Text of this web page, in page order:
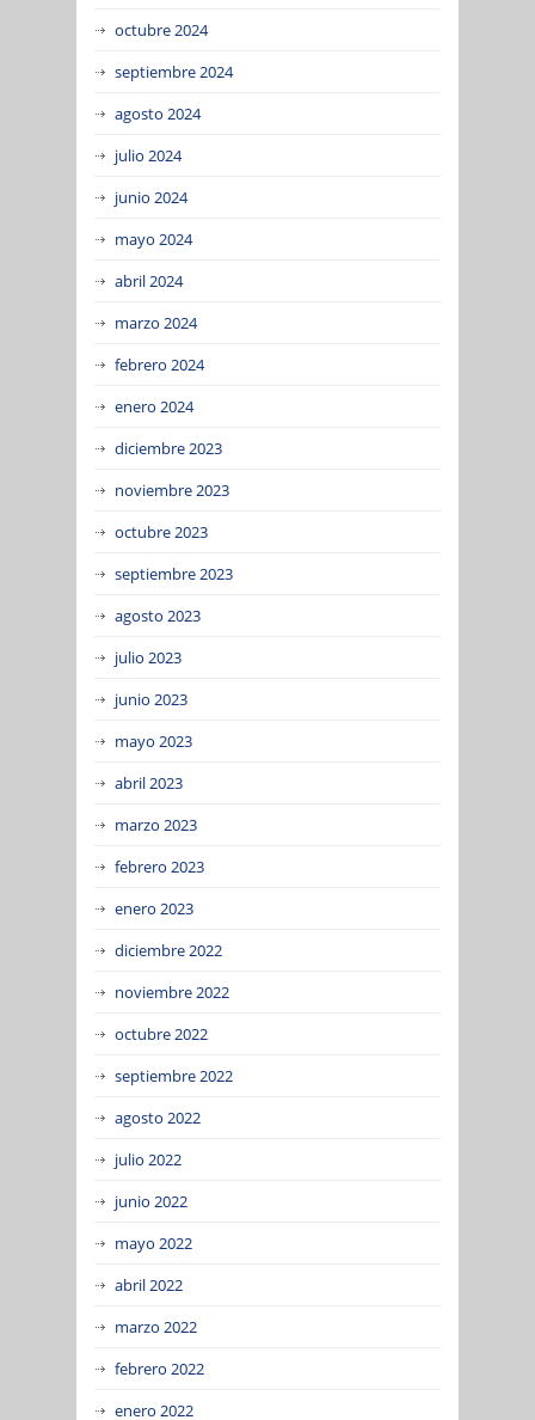
octubre 2024
septiembre 2024
agosto 2024
julio 2024
junio 2024
mayo 2024
abril 2024
marzo 2024
febrero 2024
enero 2024
diciembre 2023
noviembre 2023
octubre 2023
septiembre 2023
agosto 2023
julio 2023
junio 2023
mayo 2023
abril 2023
marzo 2023
febrero 2023
enero 2023
diciembre 2022
noviembre 2022
octubre 2022
septiembre 2022
agosto 2022
julio 2022
junio 2022
mayo 2022
abril 2022
marzo 2022
febrero 2022
enero 2022